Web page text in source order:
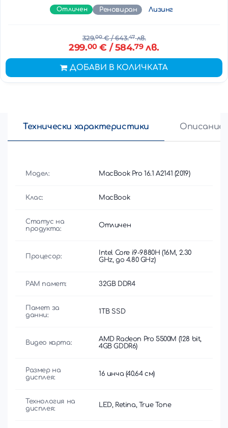
Отличен Реновиран Лизинг
329.00€/ 643.47лв.
299.00€ / 584.79лв.
ДОБАВИ В КОЛИЧКАТА
Технически характеристики Описание
Модел: MacBook Pro 16.1 A2141 (2019)
Клас: MacBook
Статус на
продукта:
Отличен
Процесор:
Intel Core i9-9880H (16M, 2.30
GHz, до 4.80 GHz)
РАМ памет: 32GB DDR4
Памет за
данни:
1TB SSD
Видео карта:
AMD Radeon Pro 5500M (128 bit,
4GB GDDR6)
Размер на
дисплея:
16 инча (40.64 см)
Технология на
дисплея:
LED, Retina, True Tone